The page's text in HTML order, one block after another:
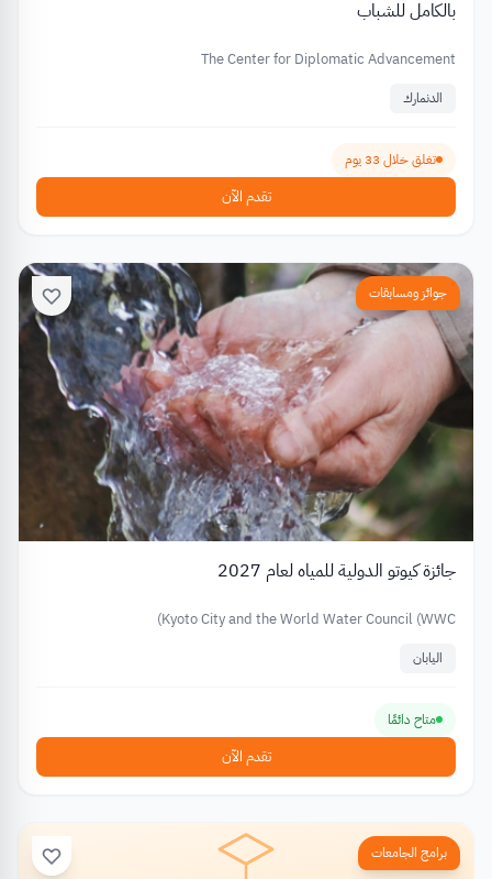
بالكامل للشباب
The Center for Diplomatic Advancement
الدنمارك
تغلق خلال 33 يوم
تقدم الآن
جوائز ومسابقات
جائزة كيوتو الدولية للمياه لعام 2027
Kyoto City and the World Water Council (WWC)
اليابان
متاح دائمًا
تقدم الآن
برامج الجامعات